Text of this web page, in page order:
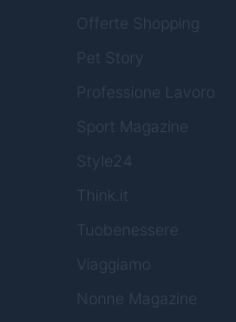
Offerte Shopping
Pet Story
Professione Lavoro
Sport Magazine
Style24
Think.it
Tuobenessere
Viaggiamo
Nonne Magazine